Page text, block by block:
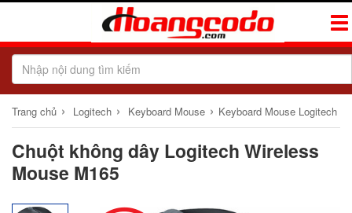
Trang chủ › Logitech › Keyboard Mouse › Keyboard Mouse Logitech
Chuột không dây Logitech Wireless
Mouse M165